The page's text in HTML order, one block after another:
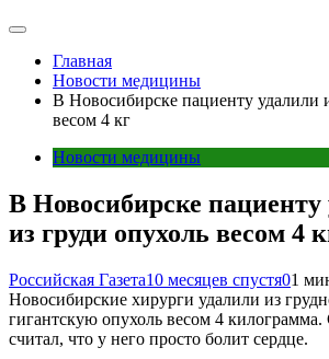
Главная
Новости медицины
В Новосибирске пациенту удалили
весом 4 кг
Новости медицины
В Новосибирске пациенту
из груди опухоль весом 4
Российская Газета10 месяцев спустя01
Новосибирские хирурги удалили из
гигантскую опухоль весом 4
считал, что у него просто болит сердце.